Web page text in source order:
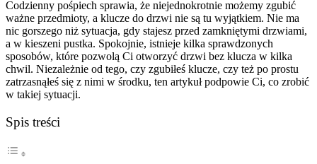
Codzienny pośpiech sprawia, że niejednokrotnie możemy zgubić
ważne przedmioty, a klucze do drzwi nie są tu wyjątkiem. Nie ma
nic gorszego niż sytuacja, gdy stajesz przed zamkniętymi drzwiami,
a w kieszeni pustka. Spokojnie, istnieje kilka sprawdzonych
sposobów, które pozwolą Ci otworzyć drzwi bez klucza w kilka
chwil. Niezależnie od tego, czy zgubiłeś klucze, czy też po prostu
zatrzasnąłeś się z nimi w środku, ten artykuł podpowie Ci, co zrobić
w takiej sytuacji.
Spis treści